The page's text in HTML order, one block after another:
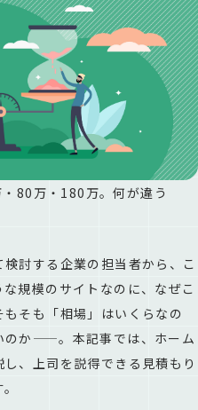
80万・180万。何が違う
討する企業の担当者から、こ
規模のサイトなのに、なぜこ
そも「相場」はいくらなの
のか——。本記事では、ホーム
、上司を説得できる見積もり